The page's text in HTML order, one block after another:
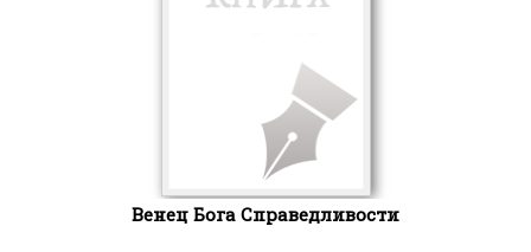
Венец Бога Справедливости